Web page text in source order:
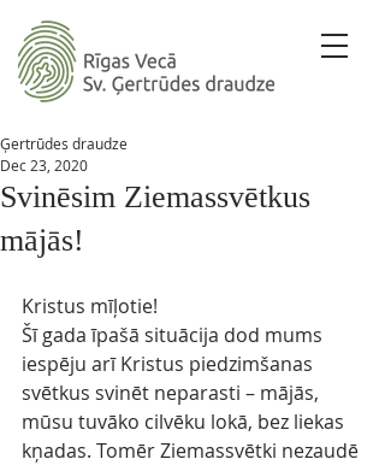
Svinēsim Ziemassvētkus
mājās!
Ģertrūdes draudze
Dec 23, 2020
Kristus mīļotie!
Šī gada īpašā situācija dod mums
iespēju arī Kristus piedzimšanas
svētkus svinēt neparasti – mājās,
mūsu tuvāko cilvēku lokā, bez liekas
kņadas. Tomēr Ziemassvētki nezaudē